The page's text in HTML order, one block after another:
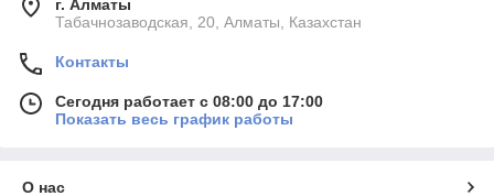
г. Алматы
Табачнозаводская, 20, Алматы, Казахстан
Контакты
Сегодня работает с 08:00 до 17:00
Показать весь график работы
О нас